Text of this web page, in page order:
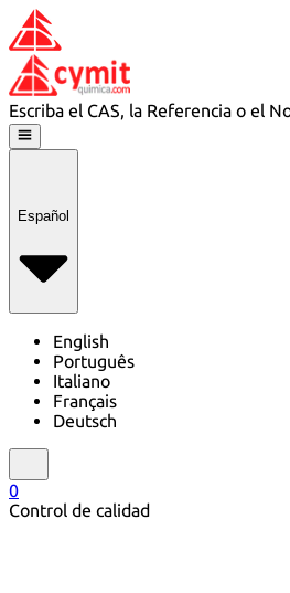
Escriba el CAS, la Referencia o el
Español
English
Português
Italiano
Français
Deutsch
0
Control de calidad